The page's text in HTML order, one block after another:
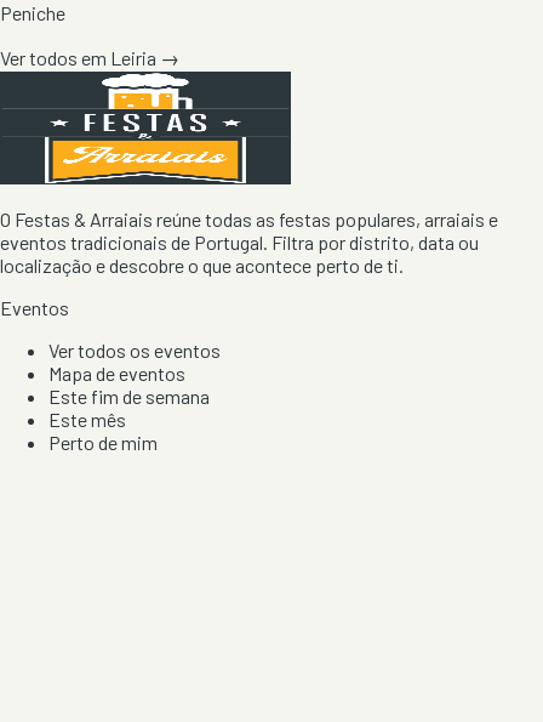
Peniche
Ver todos em Leiria →
O Festas & Arraiais reúne todas as festas populares, arraiais e
eventos tradicionais de Portugal. Filtra por distrito, data ou
localização e descobre o que acontece perto de ti.
Eventos
Ver todos os eventos
Mapa de eventos
Este fim de semana
Este mês
Perto de mim